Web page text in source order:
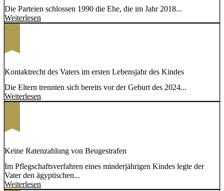
Die Parteien schlossen 1990 die Ehe, die im Jahr 2018...
Weiterlesen
Kontaktrecht des Vaters im ersten Lebensjahr des Kindes
Die Eltern trennten sich bereits vor der Geburt des 2024...
Weiterlesen
Keine Ratenzahlung von Beugestrafen
Im Pflegschaftsverfahren eines minderjährigen Kindes legte der
Vater den ägyptischen...
Weiterlesen